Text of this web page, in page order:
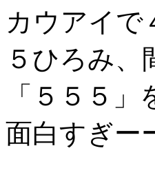
カウアイで
５ひろみ、
「５５５
面白すぎー